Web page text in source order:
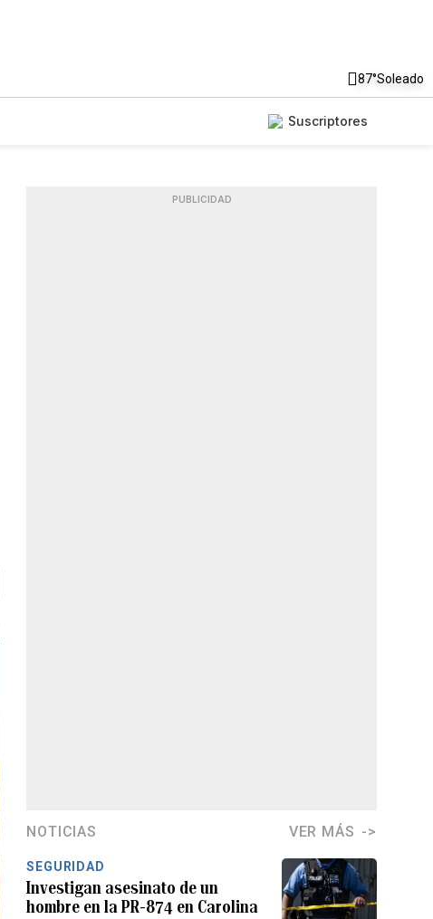
87°Soleado
Suscriptores
PUBLICIDAD
NOTICIAS VER MÁS
SEGURIDAD
Investigan asesinato de un
hombre en la PR-874 en Carolina